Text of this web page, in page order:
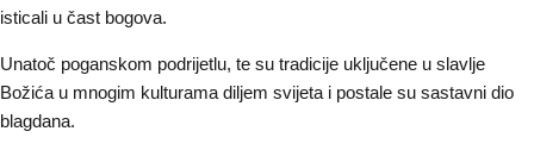
isticali u čast bogova.
Unatoč poganskom podrijetlu, te su tradicije uključene u slavlje
Božića u mnogim kulturama diljem svijeta i postale su sastavni dio
blagdana.